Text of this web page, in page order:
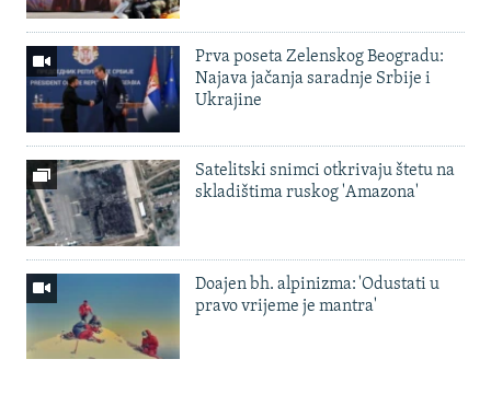
Prva poseta Zelenskog Beogradu:
Najava jačanja saradnje Srbije i
Ukrajine
Satelitski snimci otkrivaju štetu na
skladištima ruskog 'Amazona'
Doajen bh. alpinizma: 'Odustati u
pravo vrijeme je mantra'